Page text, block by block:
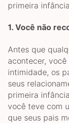
primeira
1. Você não
Antes que
acontecer,
intimidade, os
seus
primeira
você teve com
que seus pais